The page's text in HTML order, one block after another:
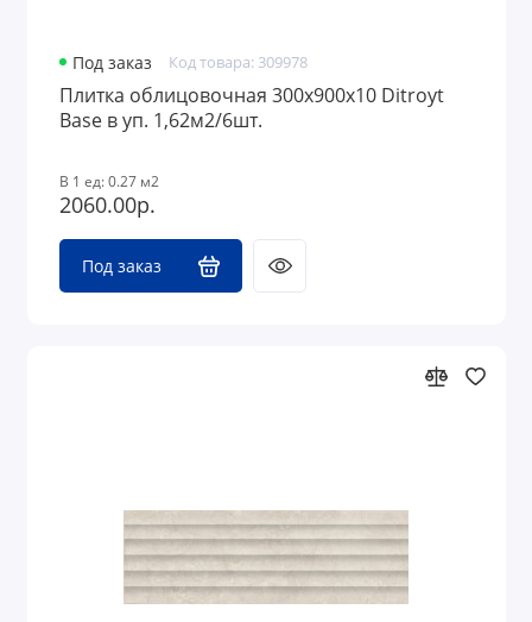
Под заказ Код товара: 309978
Плитка облицовочная 300x900х10 Ditroyt
Base в уп. 1,62м2/6шт.
В 1 ед: 0.27 м2
2060.00р.
Под заказ